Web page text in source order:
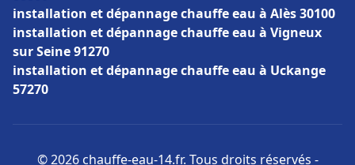
installation et dépannage chauffe eau à Alès 30100
installation et dépannage chauffe eau à Vigneux
sur Seine 91270
installation et dépannage chauffe eau à Uckange
57270
© 2026 chauffe-eau-14.fr. Tous droits réservés -